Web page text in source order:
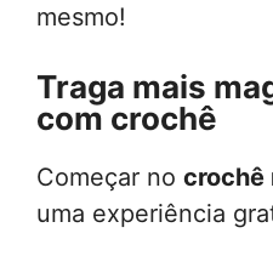
mesmo!
Traga mais
com crochê
Começar no crochê
uma experiência